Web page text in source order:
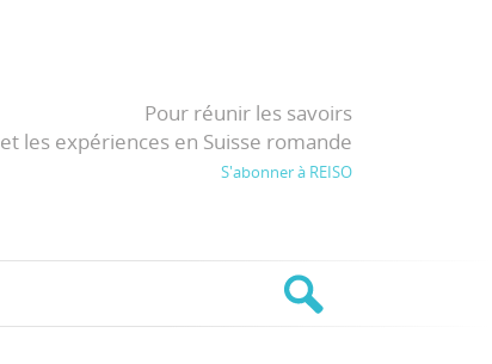
Pour réunir les savoirs
et les expériences en Suisse romande
S'abonner à REISO